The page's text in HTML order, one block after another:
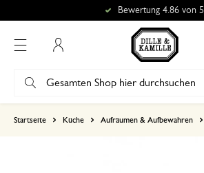
Bewertung 4.86 von 5
Startseite Küche Aufräumen & Aufbewahren